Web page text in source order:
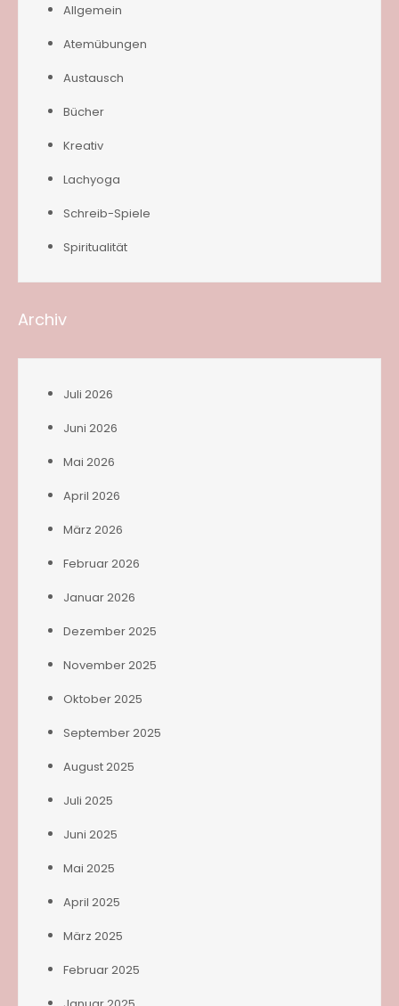
Allgemein
Atemübungen
Austausch
Bücher
Kreativ
Lachyoga
Schreib-Spiele
Spiritualität
Archiv
Juli 2026
Juni 2026
Mai 2026
April 2026
März 2026
Februar 2026
Januar 2026
Dezember 2025
November 2025
Oktober 2025
September 2025
August 2025
Juli 2025
Juni 2025
Mai 2025
April 2025
März 2025
Februar 2025